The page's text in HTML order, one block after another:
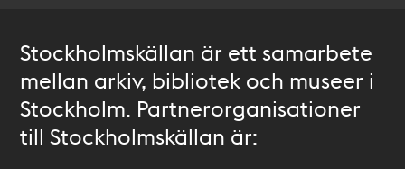
Stockholmskällan är ett samarbete
mellan arkiv, bibliotek och museer i
Stockholm. Partnerorganisationer
till Stockholmskällan är: